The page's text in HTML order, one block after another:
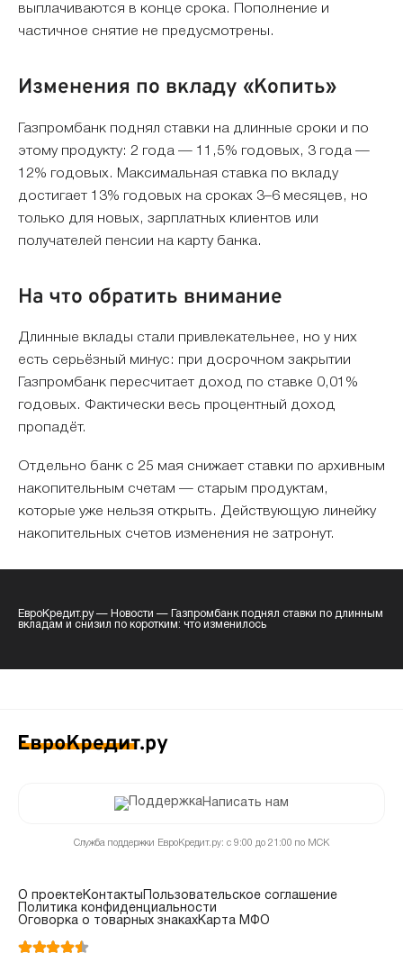
выплачиваются в конце срока. Пополнение и
частичное снятие не предусмотрены.
Изменения по вкладу «Копить»
Газпромбанк поднял ставки на длинные сроки и по
этому продукту: 2 года — 11,5% годовых, 3 года —
12% годовых. Максимальная ставка по вкладу
достигает 13% годовых на сроках 3–6 месяцев, но
только для новых, зарплатных клиентов или
получателей пенсии на карту банка.
На что обратить внимание
Длинные вклады стали привлекательнее, но у них
есть серьёзный минус: при досрочном закрытии
Газпромбанк пересчитает доход по ставке 0,01%
годовых. Фактически весь процентный доход
пропадёт.
Отдельно банк с 25 мая снижает ставки по архивным
накопительным счетам — старым продуктам,
которые уже нельзя открыть. Действующую линейку
накопительных счетов изменения не затронут.
ЕвроКредит.ру— Новости —
Газпромбанк поднял ставки по длинным
вкладам и снизил по коротким: что изменилось
Написать нам
Служба поддержки ЕвроКредит.ру: с 9:00 до 21:00 по МСК
О проектеКонтакты
Пользовательское соглашение
Политика конфиденциальности
Оговорка о товарных знакахКарта МФО